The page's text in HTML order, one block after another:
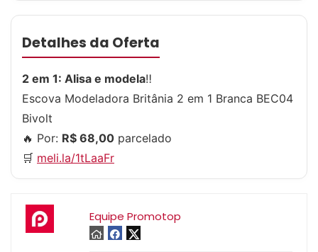
Detalhes da Oferta
2 em 1: Alisa e modela‼️
Escova Modeladora Britânia 2 em 1 Branca BEC04
Bivolt
🔥 Por: R$ 68,00 parcelado
🛒 meli.la/1tLaaFr
Equipe Promotop